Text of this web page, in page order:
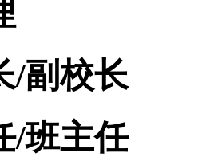
/副校长
/班主任